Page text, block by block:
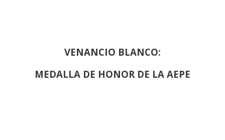
VENANCIO BLANCO:
MEDALLA DE HONOR DE LA AEPE